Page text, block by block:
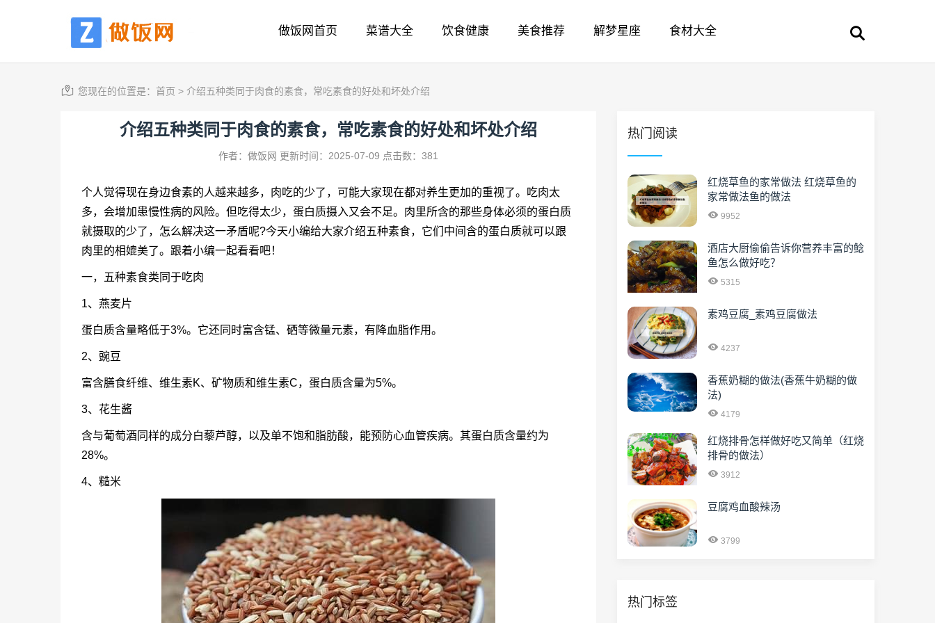
做饭网首页 菜谱大全 饮食健康 美食推荐 解梦星座 食材大全
您现在的位置是： 首页 > 介绍五种类同于肉食的素食，常吃素食的好处和坏处介绍
介绍五种类同于肉食的素食，常吃素食的好处和坏处介绍
作者：做饭网 更新时间：2025-07-09 点击数：381
个人觉得现在身边食素的人越来越多，肉吃的少了，可能大家现在都对养生更加的重视了。吃肉太
多，会增加患慢性病的风险。但吃得太少，蛋白质摄入又会不足。肉里所含的那些身体必须的蛋白质
就摄取的少了，怎么解决这一矛盾呢?今天小编给大家介绍五种素食，它们中间含的蛋白质就可以跟
肉里的相媲美了。跟着小编一起看看吧！
一，五种素食类同于吃肉
1、燕麦片
蛋白质含量略低于3%。它还同时富含锰、硒等微量元素，有降血脂作用。
2、豌豆
富含膳食纤维、维生素K、矿物质和维生素C，蛋白质含量为5%。
3、花生酱
含与葡萄酒同样的成分白藜芦醇，以及单不饱和脂肪酸，能预防心血管疾病。其蛋白质含量约为
28%。
4、糙米
热门阅读
红烧草鱼的家常做法 红烧草鱼的
家常做法鱼的做法
9952
酒店大厨偷偷告诉你营养丰富的鲶
鱼怎么做好吃？
5315
素鸡豆腐_素鸡豆腐做法
4237
香蕉奶糊的做法(香蕉牛奶糊的做
法)
4179
红烧排骨怎样做好吃又简单（红烧
排骨的做法）
3912
豆腐鸡血酸辣汤
3799
热门标签